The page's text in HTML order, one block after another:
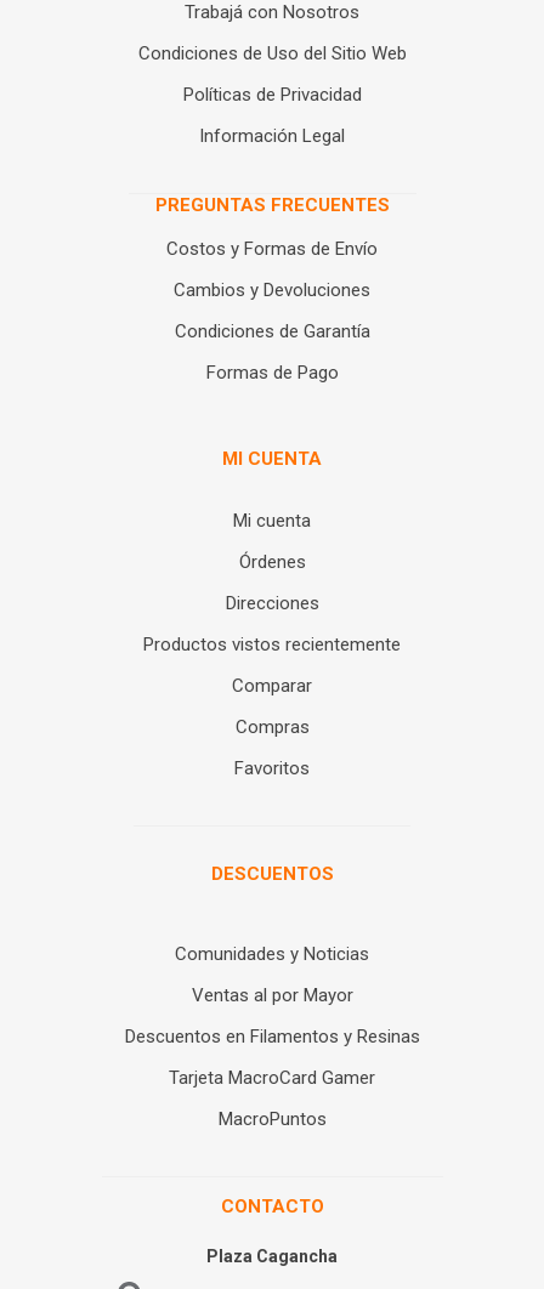
Trabajá con Nosotros
Condiciones de Uso del Sitio Web
Políticas de Privacidad
Información Legal
PREGUNTAS FRECUENTES
Costos y Formas de Envío
Cambios y Devoluciones
Condiciones de Garantía
Formas de Pago
MI CUENTA
Mi cuenta
Órdenes
Direcciones
Productos vistos recientemente
Comparar
Compras
Favoritos
DESCUENTOS
Comunidades y Noticias
Ventas al por Mayor
Descuentos en Filamentos y Resinas
Tarjeta MacroCard Gamer
MacroPuntos
CONTACTO
Plaza Cagancha